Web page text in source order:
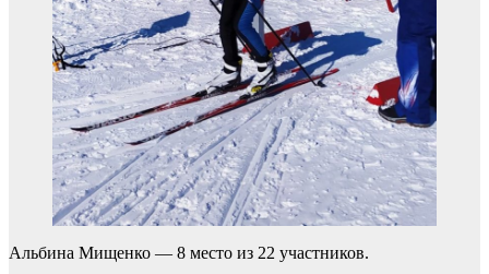
Альбина Мищенко — 8 место из 22 участников.